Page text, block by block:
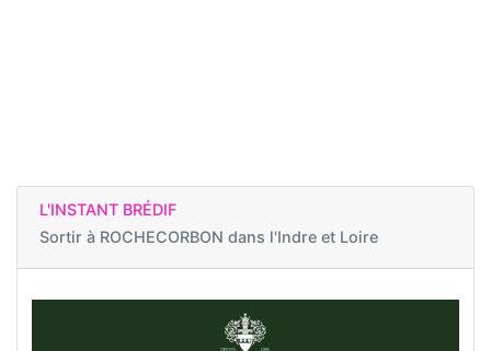
L'INSTANT BRÉDIF
Sortir à ROCHECORBON dans l'Indre et Loire